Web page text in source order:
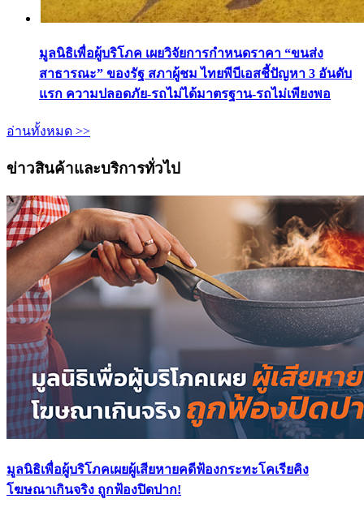
มูลนิธิเพื่อผู้บริโภค เผยวิจัยการกำหนดราคา “ขนส่ง
สาธารณะ” ของรัฐ สภาผู้ชม ไทยพีบีเอสชี้ปัญหา 3 อันดับ
แรก ความปลอดภัย-รถไม่ได้มาตรฐาน-รถไม่เพียงพอ
อ่านทั้งหมด >>
ข่าวสินค้าและบริการทั่วไป
มูลนิธิเพื่อผู้บริโภคเผยผู้เสียหายคดีฟ้องกระทะโคเรียคิง
โฆษณาเกินจริง ถูกฟ้องปิดปาก!